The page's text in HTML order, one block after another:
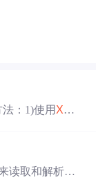
法：1)使用 Xml
创建、添加、
的配置信息。
读取和解析XM